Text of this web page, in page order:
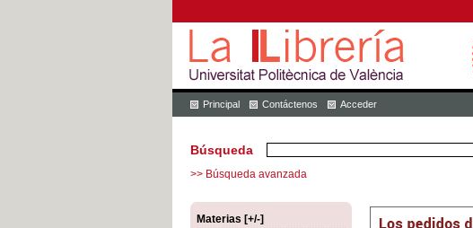
Principal Contáctenos Acceder
Búsqueda
>> Búsqueda avanzada
Materias [+/-]